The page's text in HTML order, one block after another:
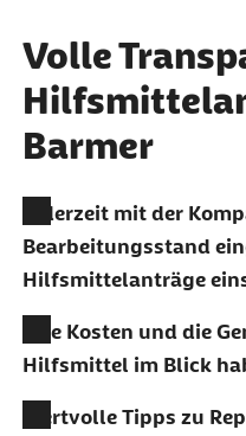
Volle
Barmer
Jederzeit mit der
Bearbeitungsstand
Hilfsmittelanträge
Alle Kosten und die
Hilfsmittel im Blick
Wertvolle Tipps zu